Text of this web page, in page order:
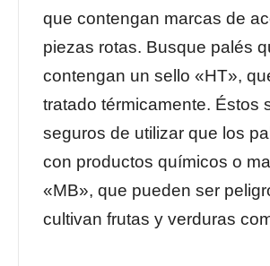
que contengan marcas de
piezas rotas. Busque palés
contengan un sello «HT»,
tratado térmicamente. Éstos
seguros de utilizar que los
con productos químicos o
«MB», que pueden ser
cultivan frutas y verduras